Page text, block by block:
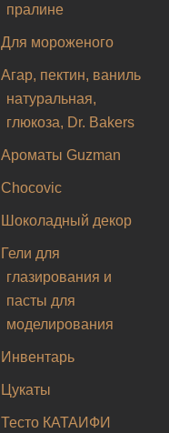
пралине
Для мороженого
Агар, пектин, ваниль
натуральная,
глюкоза, Dr. Bakers
Ароматы Guzman
Chocovic
Шоколадный декор
Гели для
глазирования и
пасты для
моделирования
Инвентарь
Цукаты
Тесто КАТАИФИ